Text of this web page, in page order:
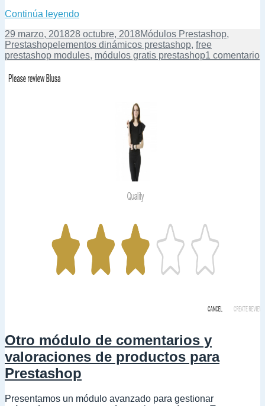
Continúa leyendoElementos dinámicos en los contenidos
Publicado
el
29 marzo, 201828 octubre, 2018Categorías
Módulos Prestashop,
PrestashopEtiquetas
elementos dinámicos prestashop, free
prestashop modules, módulos gratis prestashop1 comentario
Otro módulo de comentarios y
valoraciones de productos para
Prestashop
Presentamos un módulo avanzado para gestionar